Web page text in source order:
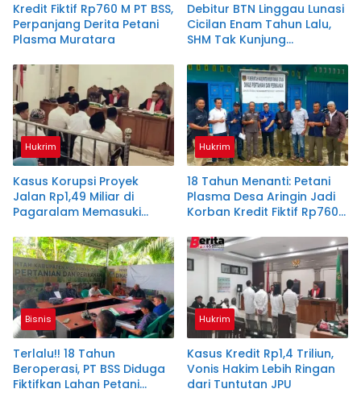
Kredit Fiktif Rp760 M PT BSS,
Perpanjang Derita Petani
Plasma Muratara
Debitur BTN Linggau Lunasi
Cicilan Enam Tahun Lalu,
SHM Tak Kunjung
Hukrim
Kasus Korupsi Proyek
Jalan Rp1,49 Miliar di
Pagaralam Memasuki
Terdakwa Dituntut 2,5
Tahun Penjara
Hukrim
18 Tahun Menanti: Petani
Plasma Desa Aringin Jadi
Korban Kredit Fiktif Rp760
Bisnis
Terlalu!! 18 Tahun
Beroperasi, PT BSS Diduga
Fiktifkan Lahan Petani
Hukrim
Kasus Kredit Rp1,4 Triliun,
Vonis Hakim Lebih Ringan
dari Tuntutan JPU